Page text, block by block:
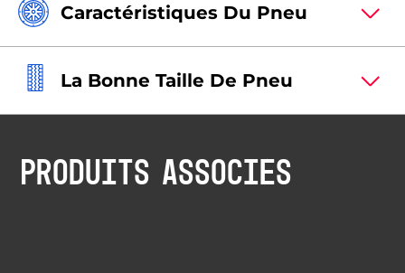
Caractéristiques Du Pneu
La Bonne Taille De Pneu
PRODUITS ASSOCIÉS